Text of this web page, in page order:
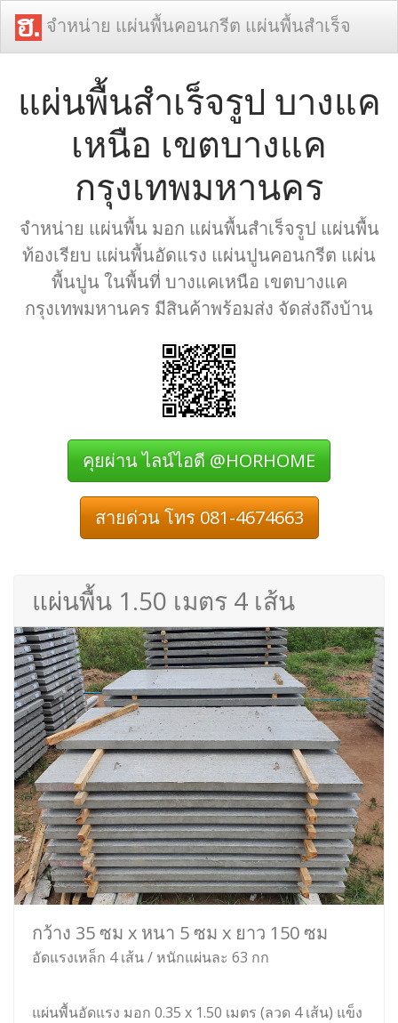
จำหน่าย แผ่นพื้นคอนกรีต แผ่นพื้นสำเร็จ
แผ่นพื้นสำเร็จรูป บางแค
เหนือ เขตบางแค
กรุงเทพมหานคร
จำหน่าย แผ่นพื้น มอก แผ่นพื้นสำเร็จรูป แผ่นพื้น
ท้องเรียบ แผ่นพื้นอัดแรง แผ่นปูนคอนกรีต แผ่น
พื้นปูน ในพื้นที่ บางแคเหนือ เขตบางแค
กรุงเทพมหานคร มีสินค้าพร้อมส่ง จัดส่งถึงบ้าน
คุยผ่าน ไลน์ไอดี @HORHOME
สายด่วน โทร 081-4674663
แผ่นพื้น 1.50 เมตร 4 เส้น
กว้าง 35 ซม x หนา 5 ซม x ยาว 150 ซม
อัดแรงเหล็ก 4 เส้น / หนักแผ่นละ 63 กก
แผ่นพื้นอัดแรง มอก 0.35 x 1.50 เมตร (ลวด 4 เส้น) แข็ง